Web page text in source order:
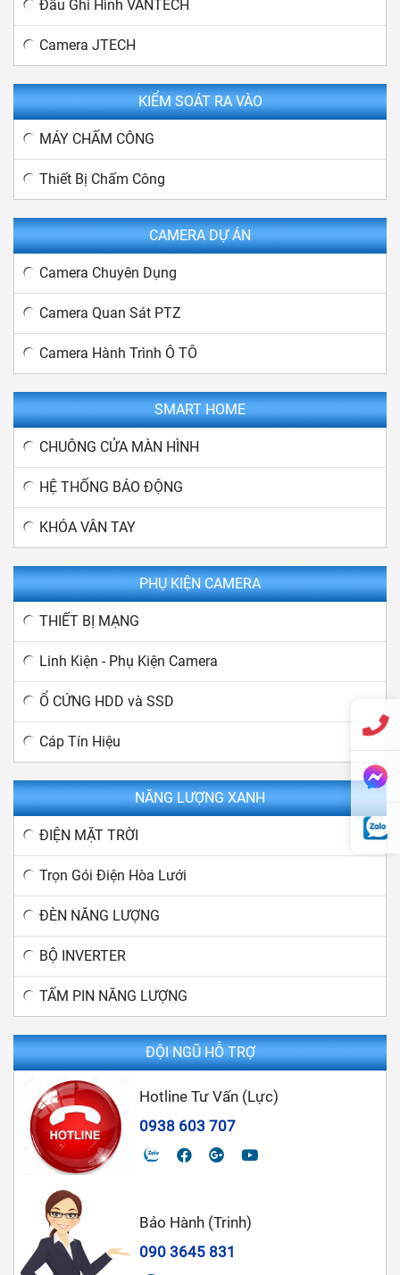
Đầu Ghi Hình VANTECH
Camera JTECH
KIỂM SOÁT RA VÀO
MÁY CHẤM CÔNG
Thiết Bị Chấm Công
CAMERA DỰ ÁN
Camera Chuyên Dụng
Camera Quan Sát PTZ
Camera Hành Trình Ô TÔ
SMART HOME
CHUÔNG CỬA MÀN HÌNH
HỆ THỐNG BÁO ĐỘNG
KHÓA VÂN TAY
PHỤ KIỆN CAMERA
THIẾT BỊ MẠNG
Linh Kiện - Phụ Kiện Camera
Ổ CỨNG HDD và SSD
Cáp Tín Hiệu
NĂNG LƯỢNG XANH
ĐIỆN MẶT TRỜI
Trọn Gói Điện Hòa Lưới
ĐÈN NĂNG LƯỢNG
BỘ INVERTER
TẤM PIN NĂNG LƯỢNG
ĐỘI NGŨ HỖ TRỢ
Hotline Tư Vấn (Lực)
0938 603 707
Bảo Hành (Trinh)
090 3645 831